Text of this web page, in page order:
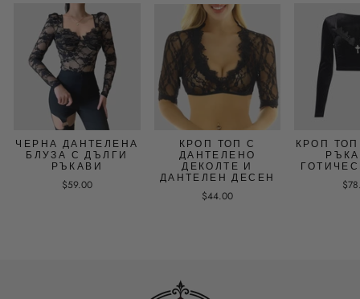
ЧЕРНА ДАНТЕЛЕНА
БЛУЗА С ДЪЛГИ
РЪКАВИ
$59.00
КРОП ТОП С
ДАНТЕЛЕНО
ДЕКОЛТЕ И
ДАНТЕЛЕН ДЕСЕН
$44.00
КРОП